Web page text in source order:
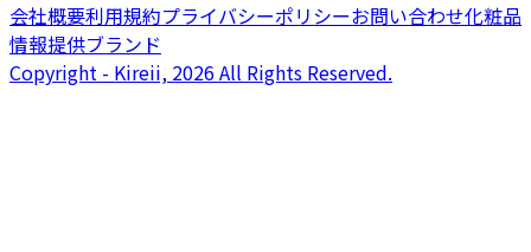
会社概要利用規約プライバシーポリシーお問い合わせ化粧品
情報提供ブランド
Copyright - Kireii, 2026 All Rights Reserved.